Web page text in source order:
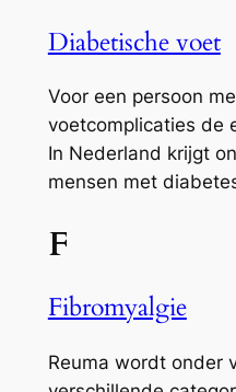
Diabetische voet
Voor een persoon
voetcomplicaties de
In Nederland krijgt
mensen met
F
Fibromyalgie
Reuma wordt onder